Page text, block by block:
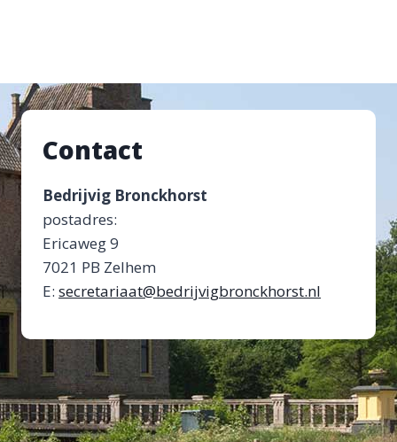
Contact
Bedrijvig Bronckhorst
postadres:
Ericaweg 9
7021 PB Zelhem
E: secretariaat@bedrijvigbronckhorst.nl